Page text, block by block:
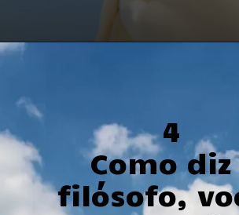
4
Como diz
filósofo,